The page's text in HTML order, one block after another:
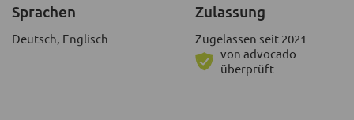
Sprachen
Deutsch, Englisch
Zulassung
Zugelassen seit 2021
von advocado
überprüft